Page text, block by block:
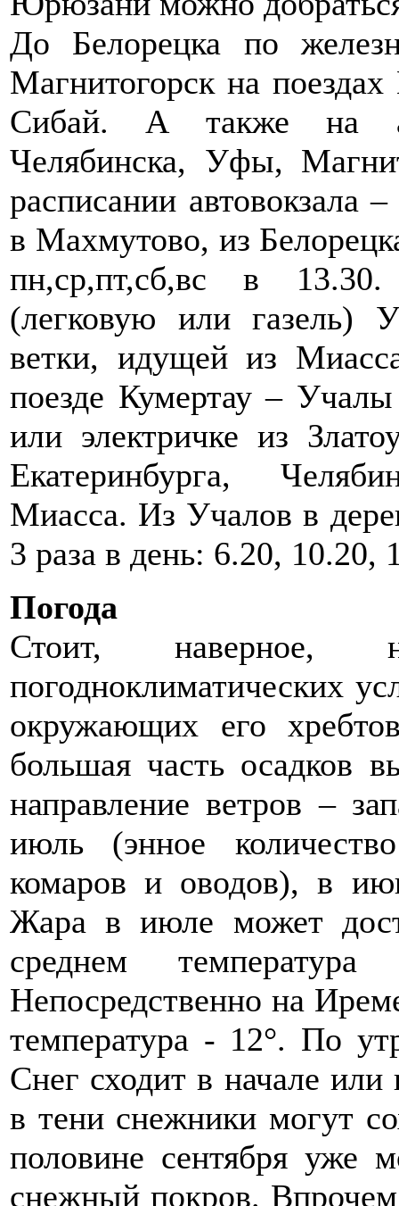
До Белорецка по
Магнитогорск на
Сибай. А также на
Челябинска, Уфы,
расписании автовокзала
в Махмутово, из
пн,ср,пт,сб,вс в
(легковую или газель)
ветки, идущей из
поезде Кумертау –
или электричке из
Екатеринбурга,
Миасса. Из Учалов в
3 раза в день: 6.20, 10.20,
Погода
Стоит, наверное,
погодноклиматических
окружающих его
большая часть осадков
направление ветров –
июль (энное
комаров и оводов), в
Жара в июле может
среднем
Непосредственно на
температура - 12°. По
Снег сходит в начале
в тени снежники могут
половине сентября уже
снежный покров.